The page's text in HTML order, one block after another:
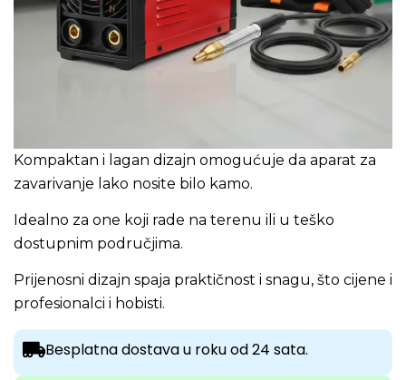
Kompaktan i lagan dizajn omogućuje da aparat za
zavarivanje lako nosite bilo kamo.
Idealno za one koji rade na terenu ili u teško
dostupnim područjima.
Prijenosni dizajn spaja praktičnost i snagu, što cijene i
profesionalci i hobisti.
Besplatna dostava u roku od 24 sata.